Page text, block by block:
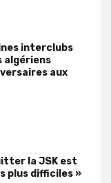
interclubs
algériens
aux
la JSK est
plus difficiles »